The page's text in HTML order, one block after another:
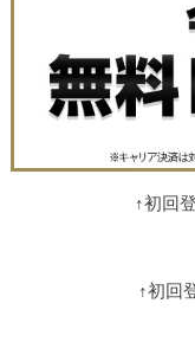
↑初回
↑初回